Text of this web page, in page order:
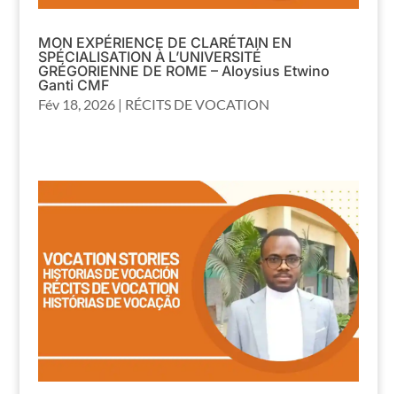
MON EXPÉRIENCE DE CLARÉTAIN EN
SPÉCIALISATION À L’UNIVERSITÉ
GRÉGORIENNE DE ROME – Aloysius Etwino
Ganti CMF
Fév 18, 2026| RÉCITS DE VOCATION